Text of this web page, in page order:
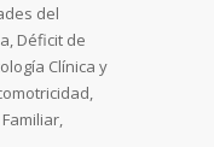
del
Déficit de
Clínica y